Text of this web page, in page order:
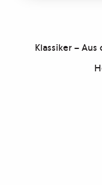
Klassiker –